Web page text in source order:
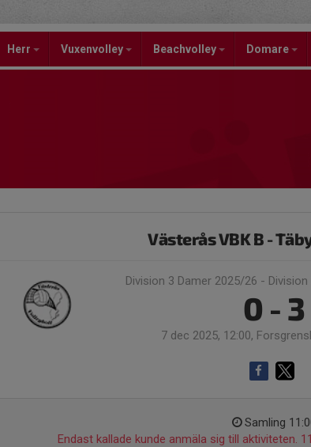
Herr Vuxenvolley Beachvolley Domare
Västerås VBK B -
Division 3 Damer 2025/26 -
0 - 3
7 dec 2025, 12:00,
Samling
Endast kallade kunde anmäla sig till aktiviteten.